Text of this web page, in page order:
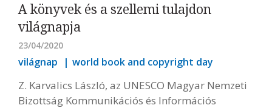
A könyvek és a szellemi tulajdon
világnapja
23/04/2020
világnap world book and copyright day
Z. Karvalics László, az UNESCO Magyar Nemzeti
Bizottság Kommunikációs és Információs